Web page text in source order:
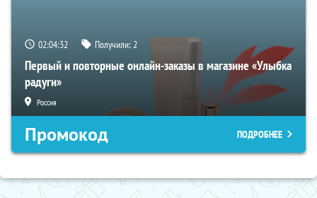
02:04:31 Получили:2
Первый и повторные онлайн-заказы в магазине «Улыбка
радуги»
Россия
Промокод ПОДРОБНЕЕ